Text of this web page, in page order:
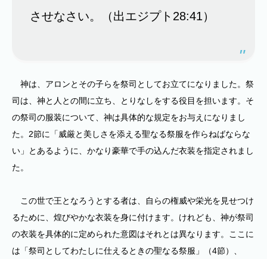
させなさい。（出エジプト28:41）
神は、アロンとその子らを祭司としてお立てになりました。祭
司は、神と人との間に立ち、とりなしをする役目を担います。そ
の祭司の服装について、神は具体的な規定をお与えになりまし
た。2節に「威厳と美しさを添える聖なる祭服を作らねばならな
い」とあるように、かなり豪華で手の込んだ衣装を指定されまし
た。
この世で王となろうとする者は、自らの権威や栄光を見せつけ
るために、煌びやかな衣装を身に付けます。けれども、神が祭司
の衣装を具体的に定められた意図はそれとは異なります。ここに
は「祭司としてわたしに仕えるときの聖なる祭服」（4節）、